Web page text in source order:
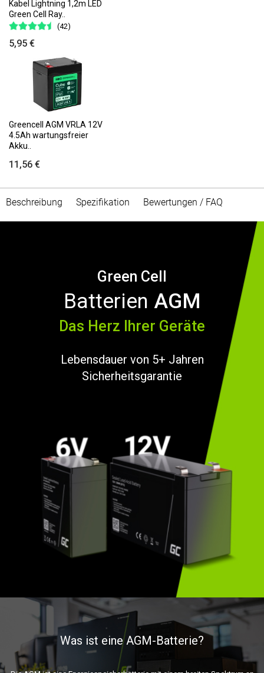
Kabel Lightning 1,2m LED
Green Cell Ray..
(42)
5,95 €
Greencell AGM VRLA 12V
4.5Ah wartungsfreier
Akku..
11,56 €
Beschreibung Spezifikation Bewertungen / FAQ
Green Cell
Batterien AGM
Das Herz Ihrer Geräte
Lebensdauer von 5+ Jahren
Sicherheitsgarantie
Was ist eine AGM-Batterie?